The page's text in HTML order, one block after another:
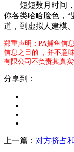
短短数月时间，
你各类哈哈脸色，“
道，到虚拟人建模
郑重声明：PA捕鱼信
信息之目的 ，并不意
有限公司不负责其真实
分享到：
上一篇： 对方挤占